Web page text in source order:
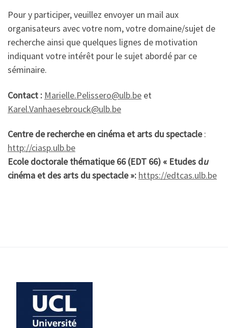
Pour y participer, veuillez envoyer un mail aux
organisateurs avec votre nom, votre domaine/sujet de
recherche ainsi que quelques lignes de motivation
indiquant votre intérêt pour le sujet abordé par ce
séminaire.
Contact : Marielle.Pelissero@ulb.be et
Karel.Vanhaesebrouck@ulb.be
Centre de recherche en cinéma et arts du spectacle:
http://ciasp.ulb.be
Ecole doctorale thématique 66 (EDT 66) « Etudes du
cinéma et des arts du spectacle »: https://edtcas.ulb.be